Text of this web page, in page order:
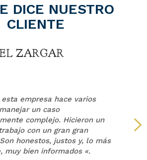
DICE NUESTRO
CLIENTE
ZARGAR
empresa hace varios
un caso
complejo. Hicieron un
con un gran gran
honestos, justos y, lo más
muy bien informados «.